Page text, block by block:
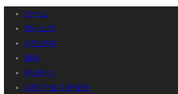
ホーム
회사소개
사업 분야
채용
문의하기
각종 자료 다운로드